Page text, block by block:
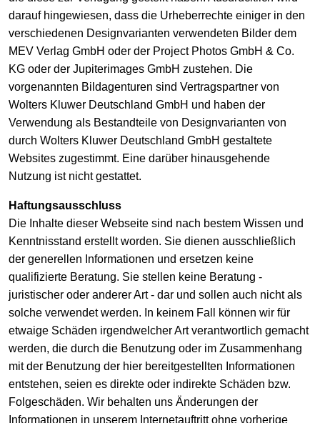
darauf hingewiesen, dass die Urheberrechte einiger in den
verschiedenen Designvarianten verwendeten Bilder dem
MEV Verlag GmbH oder der Project Photos GmbH & Co.
KG oder der Jupiterimages GmbH zustehen. Die
vorgenannten Bildagenturen sind Vertragspartner von
Wolters Kluwer Deutschland GmbH und haben der
Verwendung als Bestandteile von Designvarianten von
durch Wolters Kluwer Deutschland GmbH gestaltete
Websites zugestimmt. Eine darüber hinausgehende
Nutzung ist nicht gestattet.
Haftungsausschluss
Die Inhalte dieser Webseite sind nach bestem Wissen und
Kenntnisstand erstellt worden. Sie dienen ausschließlich
der generellen Informationen und ersetzen keine
qualifizierte Beratung. Sie stellen keine Beratung -
juristischer oder anderer Art - dar und sollen auch nicht als
solche verwendet werden. In keinem Fall können wir für
etwaige Schäden irgendwelcher Art verantwortlich gemacht
werden, die durch die Benutzung oder im Zusammenhang
mit der Benutzung der hier bereitgestellten Informationen
entstehen, seien es direkte oder indirekte Schäden bzw.
Folgeschäden. Wir behalten uns Änderungen der
Informationen in unserem Internetauftritt ohne vorherige